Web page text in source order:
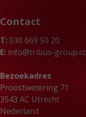
Contact
T: 030 669 50 20
E: info@tribus-
Bezoekadres
Proostwetering 71
3543 AC Utrecht
Nederland